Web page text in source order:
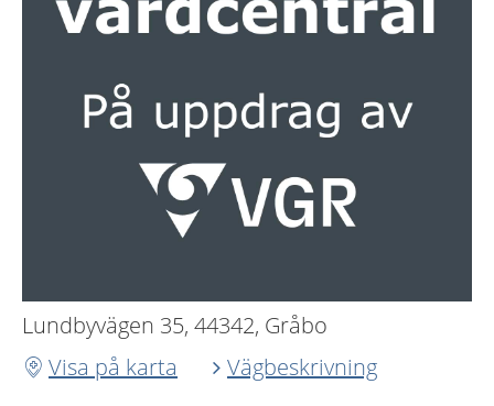
Lundbyvägen 35, 44342, Gråbo
Visa på karta
Vägbeskrivning